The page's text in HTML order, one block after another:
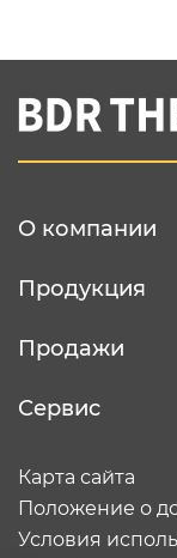
Вы
О компании
Продукция
Продажи
Сервис
Карта сайта
Положение о
Условия